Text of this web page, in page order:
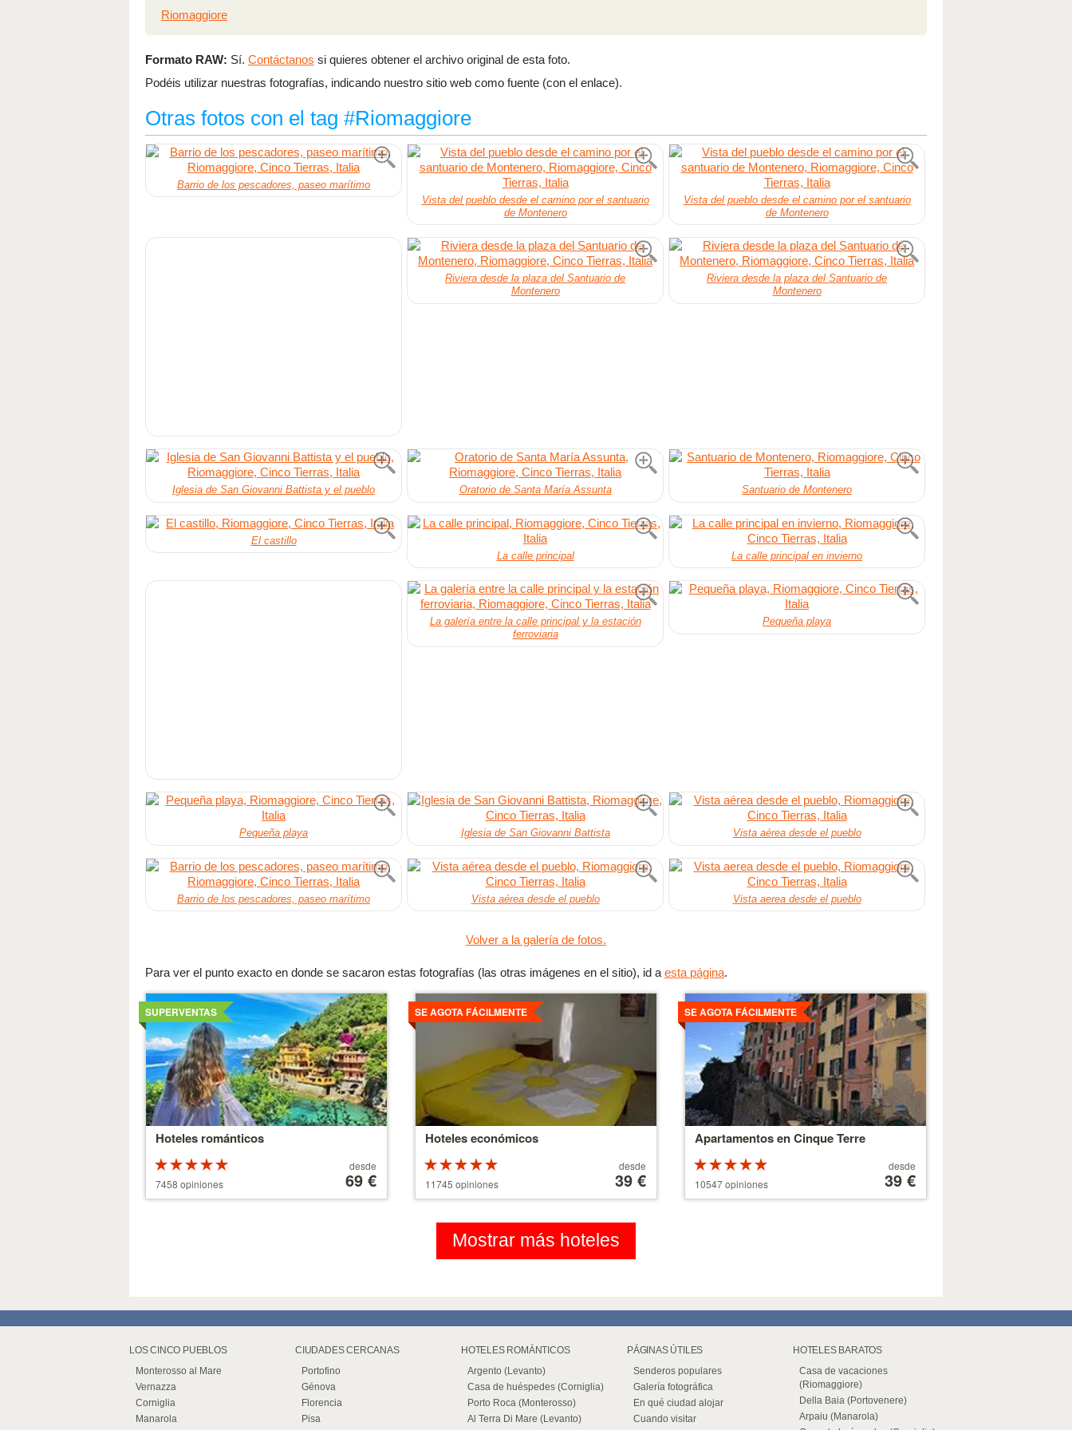
Riomaggiore
Formato RAW: Sí. Contáctanos si quieres obtener el archivo original de esta foto.
Podéis utilizar nuestras fotografías, indicando nuestro sitio web como fuente (con el enlace).
Otras fotos con el tag #Riomaggiore
Barrio de los pescadores, paseo marítimo
Vista del pueblo desde el camino por el santuario
de Montenero
Vista del pueblo desde el camino por el santuario
de Montenero
Riviera desde la plaza del Santuario de
Montenero
Riviera desde la plaza del Santuario de
Montenero
Iglesia de San Giovanni Battista y el pueblo Oratorio de Santa María Assunta Santuario de Montenero
El castillo
La calle principal
La calle principal en invierno
La galería entre la calle principal y la estación
ferroviaria
Pequeña playa
Pequeña playa Iglesia de San Giovanni Battista Vista aérea desde el pueblo
Barrio de los pescadores, paseo marítimo Vista aérea desde el pueblo Vista aerea desde el pueblo
Volver a la galería de fotos.
Para ver el punto exacto en donde se sacaron estas fotografías (las otras imágenes en el sitio), id a esta página.
Hoteles románticos
SUPERVENTAS
sobre 5
7458 opiniones
39 €
desde
69 €
Ver
detalles
Hoteles económicos
SE AGOTA FÁCILMENTE
sobre 5
11745 opiniones
110 €
desde
39 €
Ver
detalles
Apartamentos en Cinque Terre
SE AGOTA FÁCILMENTE
sobre 5
10547 opiniones
179 €
desde
39 €
Ver
detalles
Mostrar más hoteles
LOS CINCO PUEBLOS
Monterosso al Mare
Vernazza
Corniglia
Manarola
CIUDADES CERCANAS
Portofino
Génova
Florencia
Pisa
HOTELES ROMÁNTICOS
Argento (Levanto)
Casa de huéspedes (Corniglia)
Porto Roca (Monterosso)
Al Terra Di Mare (Levanto)
PÁGINAS ÚTILES
Senderos populares
Galería fotográfica
En qué ciudad alojar
Cuando visitar
HOTELES BARATOS
Casa de vacaciones
(Riomaggiore)
Della Baia (Portovenere)
Arpaiu (Manarola)